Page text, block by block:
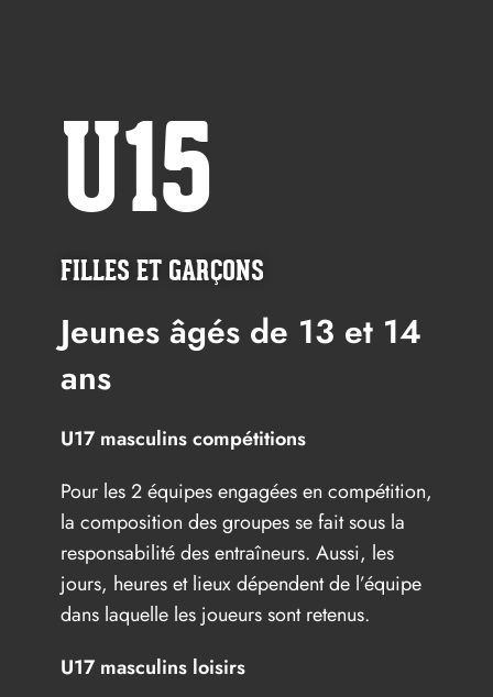
U15
FILLES ET GARÇONS
Jeunes âgés de 13 et 14
ans
U17 masculins compétitions
Pour les 2 équipes engagées en compétition,
la composition des groupes se fait sous la
responsabilité des entraîneurs. Aussi, les
jours, heures et lieux dépendent de l’équipe
dans laquelle les joueurs sont retenus.
U17 masculins loisirs